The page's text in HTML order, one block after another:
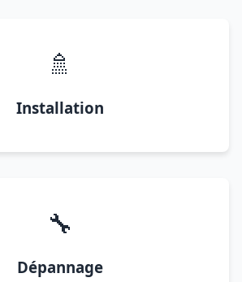
🚿
Installation
🔧
Dépannage